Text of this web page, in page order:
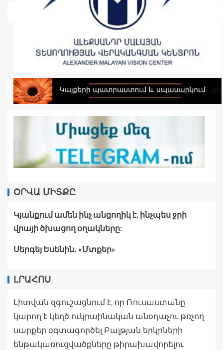
ՕՐՎԱ ՄԻՏՔԸ
Կյանքում ամեն ինչ անցողիկ է, ինչպես ջրի
վրայի ծխացող օղակները:
Սերգեյ Եսենին․ «Մտքեր»
ԼՐԱՀՈՍ
Լիտվան զգուշացնում է, որ Ռուսաստանը
կարող է կեղծ ուկրաինական անօդաչու թռչող
սարքեր օգտագործել Բալթյան երկրների
ենթակառուցվածքները թիրախավորելու